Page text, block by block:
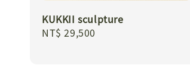
KUKKII sculpture
Regular
NT$ 29,500